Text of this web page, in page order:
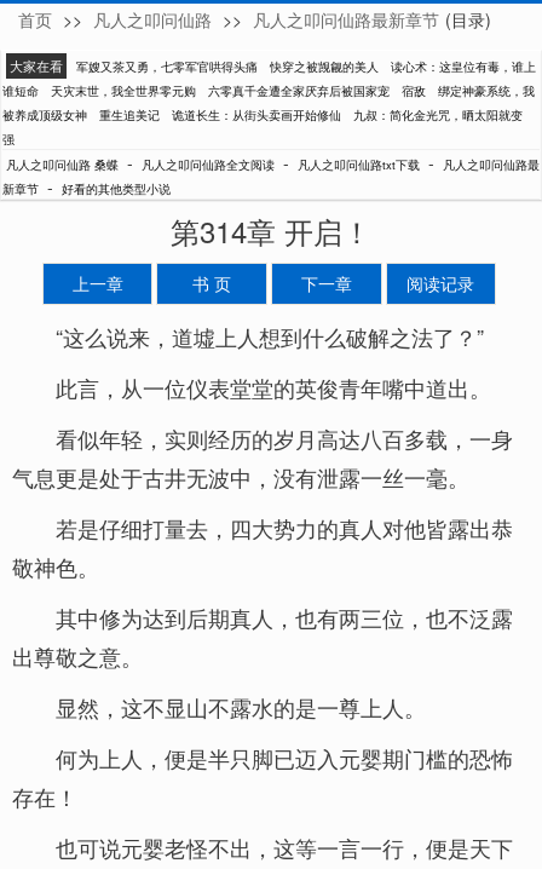
桑蝶
首页 >> 凡人之叩问仙路 >> 凡人之叩问仙路最新章节 (目录)
大家在看 军嫂又茶又勇，七零军官哄得头痛 快穿之被觊觎的美人
读心术：这皇位有毒，谁上
谁短命
天灾末世，我全世界零元购 六零真千金遭全家厌弃后被国家宠 宿敌
绑定神豪系统，我
被养成顶级女神
重生追美记 诡道长生：从街头卖画开始修仙
九叔：简化金光咒，晒太阳就变
强
凡人之叩问仙路 桑蝶 - 凡人之叩问仙路全文阅读 - 凡人之叩问仙路txt下载 -
凡人之叩问仙路最
新章节 - 好看的其他类型小说
第314章 开启！
上一章 书 页 下一章 阅读记录
“这么说来，道墟上人想到什么破解之法了？”
此言，从一位仪表堂堂的英俊青年嘴中道出。
看似年轻，实则经历的岁月高达八百多载，一身
气息更是处于古井无波中，没有泄露一丝一毫。
若是仔细打量去，四大势力的真人对他皆露出恭
敬神色。
其中修为达到后期真人，也有两三位，也不泛露
出尊敬之意。
显然，这不显山不露水的是一尊上人。
何为上人，便是半只脚已迈入元婴期门槛的恐怖
存在！
也可说元婴老怪不出，这等一言一行，便是天下